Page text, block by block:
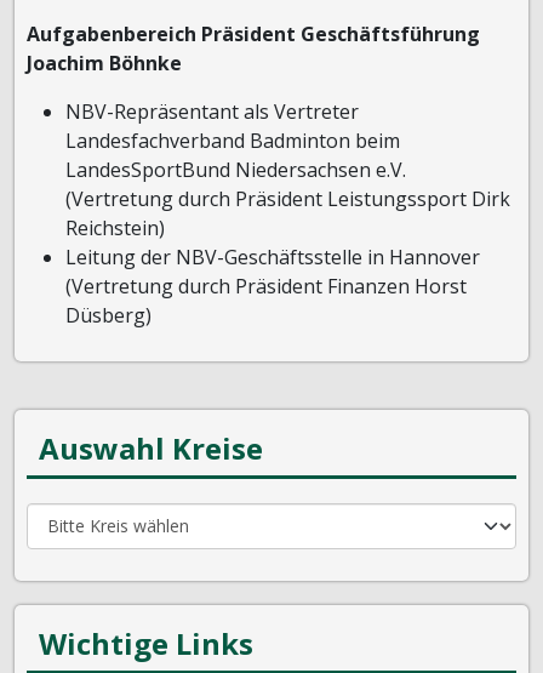
Aufgabenbereich Präsident Geschäftsführung
Joachim Böhnke
NBV-Repräsentant als Vertreter
Landesfachverband Badminton beim
LandesSportBund Niedersachsen e.V.
(Vertretung durch Präsident Leistungssport Dirk
Reichstein)
Leitung der NBV-Geschäftsstelle in Hannover
(Vertretung durch Präsident Finanzen Horst
Düsberg)
Auswahl Kreise
Wichtige Links